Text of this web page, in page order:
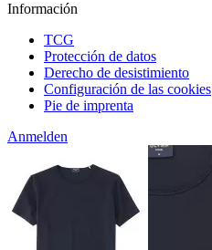
Información
TCG
Protección de datos
Derecho de desistimiento
Configuración de las cookies
Pie de imprenta
Anmelden